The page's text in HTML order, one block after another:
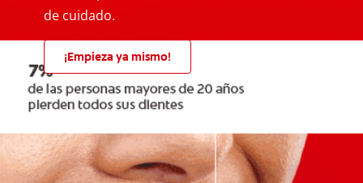
de cuidado.
¡Empieza ya mismo!